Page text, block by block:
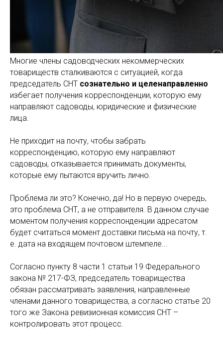
Многие члены садоводческих некоммерческих
товариществ сталкиваются с ситуацией, когда
председатель СНТ сознательно и целенаправленно
избегает получения корреспонденции, которую ему
направляют садоводы, юридические и физические
лица.
Не приходит на почту, чтобы забрать
корреспонденцию, которую ему направляют
садоводы, отказывается принимать документы,
которые ему пытаются вручить лично.
Проблема ли это? Конечно, да! Но в первую очередь,
это проблема СНТ, а не отправителя. В данном случае
моментом получения корреспонденции адресатом
будет считаться момент доставки письма на почту, т.
е. дата на входящем почтовом штемпеле...
Согласно пункту 8 части 1 статьи 19 Федерального
закона № 217-ФЗ, председатель товарищества
обязан рассматривать заявления, направленные
членами данного товарищества, а согласно статье 20
того же Закона ревизионная комиссия СНТ –
контролировать этот процесс.